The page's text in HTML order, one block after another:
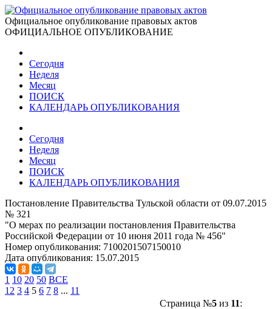
Официальное опубликование правовых актов
ОФИЦИАЛЬНОЕ ОПУБЛИКОВАНИЕ
Сегодня
Неделя
Месяц
ПОИСК
КАЛЕНДАРЬ ОПУБЛИКОВАНИЯ
Сегодня
Неделя
Месяц
ПОИСК
КАЛЕНДАРЬ ОПУБЛИКОВАНИЯ
Постановление Правительства Тульской области от 09.07.2015
№ 321
"О мерах по реализации постановления Правительства
Российской Федерации от 10 июня 2011 года № 456"
Номер опубликования: 7100201507150010
Дата опубликования: 15.07.2015
1 10 20 50 ВСЕ
1 2 3 4 5 6 7 8 ... 11
Страница №5 из 11: